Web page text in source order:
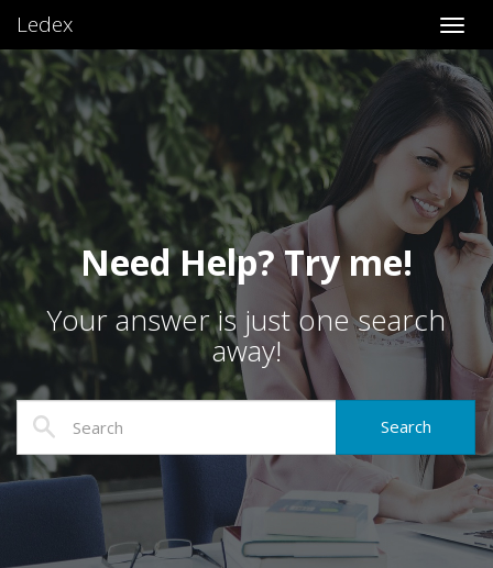
Ledex
Need Help? Try me!
Your answer is just one search
away!